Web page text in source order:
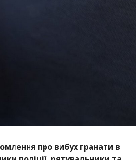
про вибух гранати в
поліції, рятувальники та
інший потребував екстреної
у нього акобаротравму,
множинні сколкові
доправили до стаціонару